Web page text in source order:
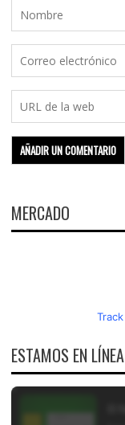
MERCADO
ESTAMOS EN